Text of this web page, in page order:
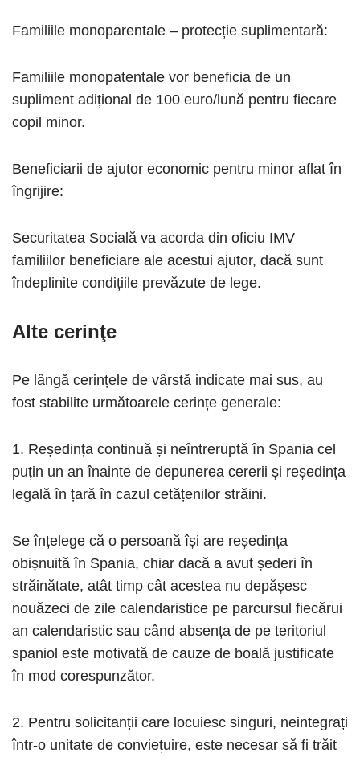
Familiile monoparentale – protecție suplimentară:
Familiile monopatentale vor beneficia de un
supliment adițional de 100 euro/lună pentru fiecare
copil minor.
Beneficiarii de ajutor economic pentru minor aflat în
îngrijire:
Securitatea Socială va acorda din oficiu IMV
familiilor beneficiare ale acestui ajutor, dacă sunt
îndeplinite condițiile prevăzute de lege.
Alte cerinţe
Pe lângă cerințele de vârstă indicate mai sus, au
fost stabilite următoarele cerințe generale:
1. Reședința continuă și neîntreruptă în Spania cel
puțin un an înainte de depunerea cererii și reședința
legală în țară în cazul cetățenilor străini.
Se înțelege că o persoană își are reședința
obișnuită în Spania, chiar dacă a avut șederi în
străinătate, atât timp cât acestea nu depășesc
nouăzeci de zile calendaristice pe parcursul fiecărui
an calendaristic sau când absența de pe teritoriul
spaniol este motivată de cauze de boală justificate
în mod corespunzător.
2. Pentru solicitanții care locuiesc singuri, neintegrați
într-o unitate de conviețuire, este necesar să fi trăit